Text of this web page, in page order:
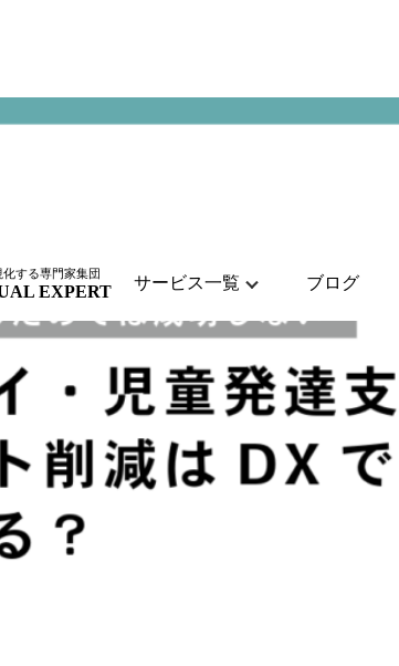
する専門家集団
EXPERT サービス一覧 ブログ